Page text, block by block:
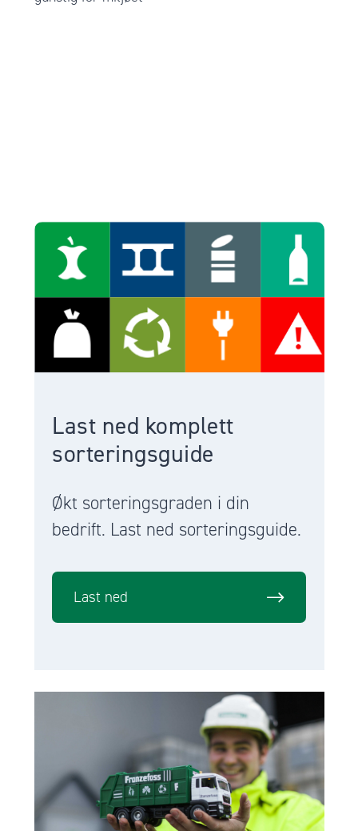
Last ned komplett
sorteringsguide
Økt sorteringsgraden i din
bedrift. Last ned sorteringsguide.
Last ned